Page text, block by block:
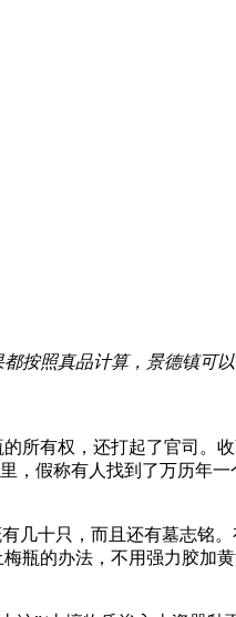
按照真品计算，景德镇可以
所有权，还打起了官司。
，假称有人找到了万历年
几十只，而且还有墓志铭
的办法，不用强力胶加